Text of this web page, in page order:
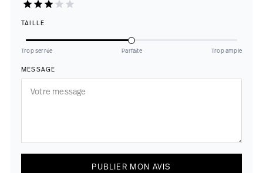
TAILLE
Trop serrée Parfaite Trop ample
MESSAGE
PUBLIER MON AVIS